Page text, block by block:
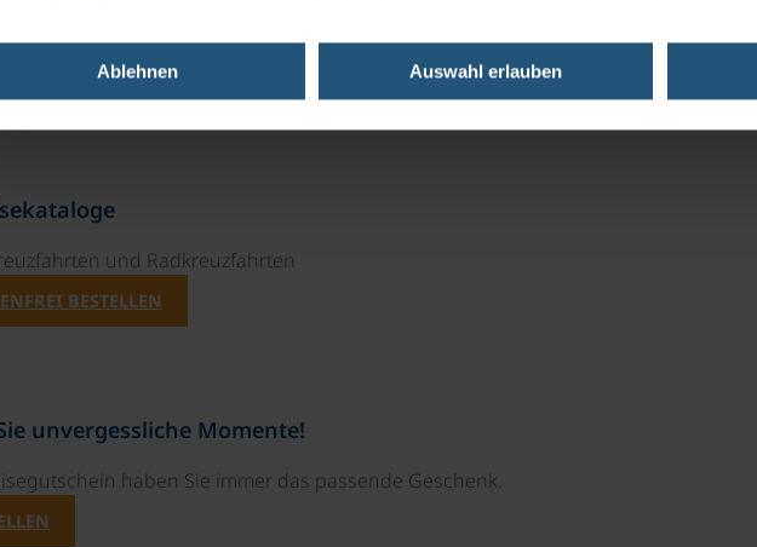
Ablehnen Auswahl erlauben
Bodenseeregion, eine bedeutende Rolle.
und Radkreuzfahrten
BESTELLEN
unvergessliche Momente!
haben Sie immer das passende Geschenk.